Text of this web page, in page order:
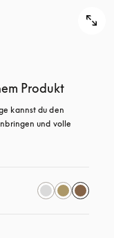
Produkt
kannst du den
und volle